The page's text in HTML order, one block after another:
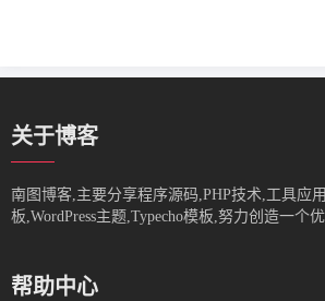
关于博客
南图博客,主要分享程序源码,PHP技术,工具应
板,WordPress主题,Typecho模板,努力创造一个
帮助中心